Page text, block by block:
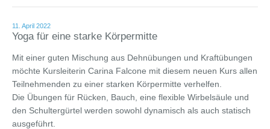
11. April 2022
Yoga für eine starke Körpermitte
Mit einer guten Mischung aus Dehnübungen und Kraftübungen
möchte Kursleiterin Carina Falcone mit diesem neuen Kurs allen
Teilnehmenden zu einer starken Körpermitte verhelfen.
Die Übungen für Rücken, Bauch, eine flexible Wirbelsäule und
den Schultergürtel werden sowohl dynamisch als auch statisch
ausgeführt.